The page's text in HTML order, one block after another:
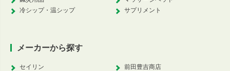
冷シップ・温シップ
サプリメント
メーカーから探す
セイリン
前田豊吉商店